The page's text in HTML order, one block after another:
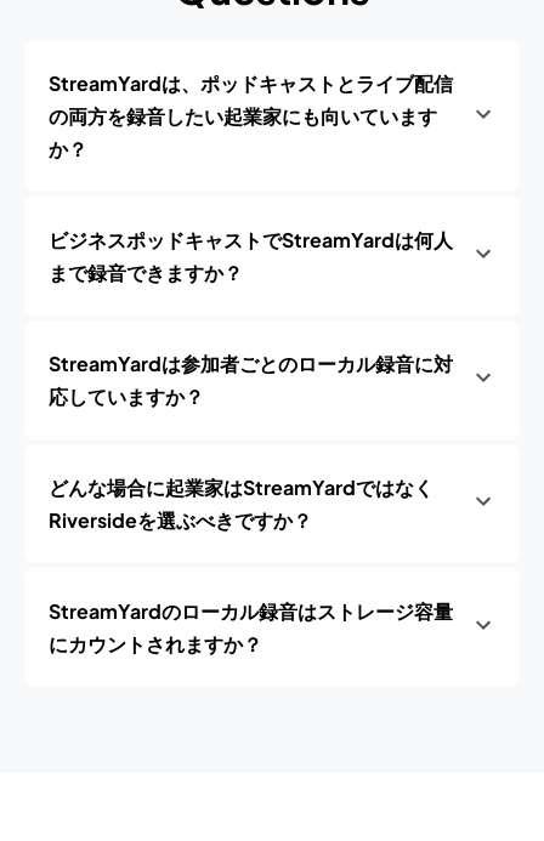
StreamYardは、ポッドキャストとライブ配信
の両方を録音したい起業家にも向いています
か？
ビジネスポッドキャストでStreamYardは何人
まで録音できますか？
StreamYardは参加者ごとのローカル録音に対
応していますか？
どんな場合に起業家はStreamYardではなく
Riversideを選ぶべきですか？
StreamYardのローカル録音はストレージ容量
にカウントされますか？